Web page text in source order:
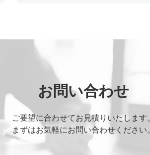
お問い合わせ
ご要望に合わせてお見積りいたします。
まずはお気軽にお問い合わせください。